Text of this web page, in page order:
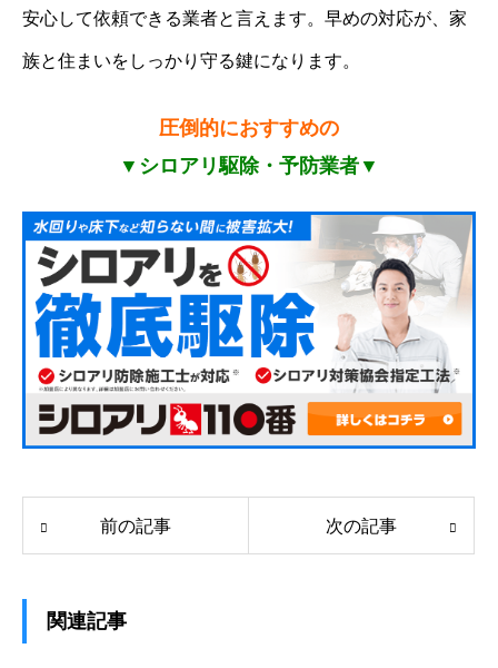
安心して依頼できる業者と言えます。早めの対応が、家
族と住まいをしっかり守る鍵になります。
圧倒的におすすめの
▼シロアリ駆除・予防業者▼
前の記事 次の記事
関連記事